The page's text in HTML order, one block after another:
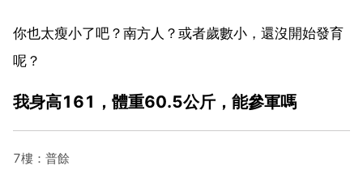
你也太瘦小了吧？南方人？或者歲數小，還沒開始發育
呢？
我身高161，體重60.5公斤，能參軍嗎
7樓：普餘